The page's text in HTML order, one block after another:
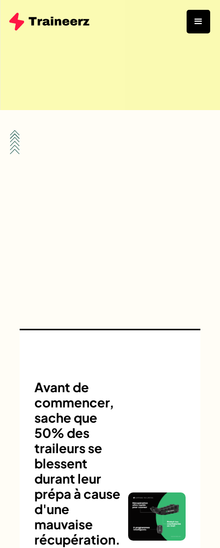
Avant de
commencer,
sache que
50% des
traileurs se
blessent
durant leur
prépa à cause
d'une
mauvaise
récupération.